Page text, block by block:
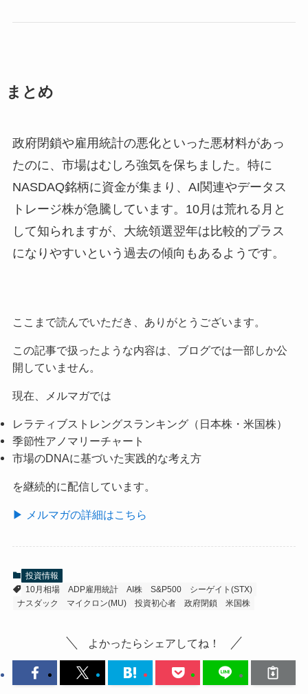
まとめ
政府閉鎖や雇用統計の悪化といった悪材料があっ
たのに、市場はむしろ強気を保ちました。特に
NASDAQ銘柄に資金が集まり、AI関連やデータス
トレージ株が急騰しています。10月は荒れる月と
して知られますが、大統領選翌年は比較的プラス
になりやすいという過去の傾向もあるようです。
ここまで読んでいただき、ありがとうございます。
この記事で扱ったような内容は、ブログでは一部しか公
開していません。
現在、メルマガでは
レラティブストレングスランキング（日本株・米国株）
季節性アノマリーチャート
市場のDNAに基づいた実践的な考え方
を継続的に配信しています。
▶ メルマガの詳細はこちら
投資情報
10月相場
ADP雇用統計 AI株 S&P500
シーゲイト(STX)
ナスダック
マイクロン(MU) 投資初心者 政府閉鎖 米国株
よかったらシェアしてね！